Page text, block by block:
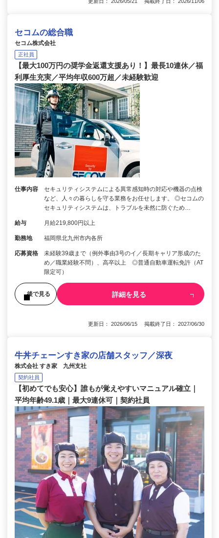
セコムの総合職
セコム株式会社
正社員
【最大100万円の奨学金返還支援あり！】最長10連休／福
利厚生充実／平均年収600万超／未経験歓迎
仕事内容
セキュリティシステムによる異常感知時の対応や機器の点検
など、人々の暮らしを守る業務をお任せします。 ◎セコムの
セキュリティシステムは、トラブルを未然に防ぐため…
給与 月給219,800円以上
勤務地 福岡県北九州市内各所
応募資格
未経験39歳まで（例外事由3号のイ／長期キャリア形成のた
め／職業経験不問）、高卒以上 ◎普通自動車運転免許（AT
限定可）
後で見る 詳細を見る
更新日： 2026/06/15 掲載終了日： 2027/06/30
牛丼チェーンすき家の店舗スタッフ／深夜
株式会社 すき家 九州支社
契約社員
【初めてでも安心】誰もが覚えやすいマニュアル確立｜
平均年齢49.1歳｜最大9連休可｜契約社員